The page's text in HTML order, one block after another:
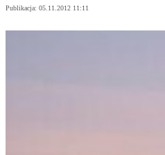
Publikacja: 05.11.2012 11:11